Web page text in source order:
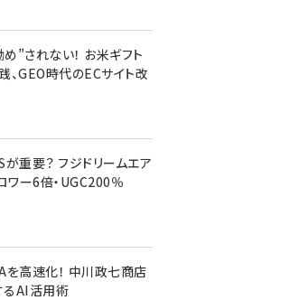
”されない！ お米ギフト
GEO時代のECサイト改
重要？ フジドリームエア
ワー6倍・UGC200％
高速化！ 中川政七商店
AI活用術